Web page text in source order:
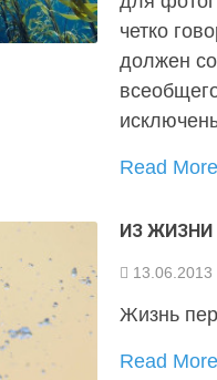
четко
должен
Read
ИЗ
13.06.2013
Жизнь
Read